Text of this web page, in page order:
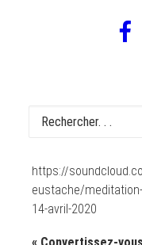
https://
eustache/
14-avril-2020